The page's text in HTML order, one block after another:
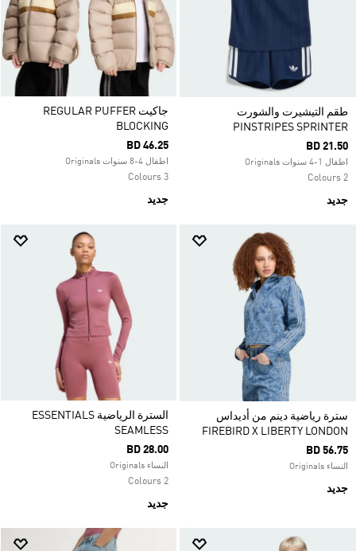
طقم التيشيرت والشورت
PINSTRIPES SPRINTER
BD 21.50
اطفال 1-4 سنوات Originals
2 Colours
جديد
جاكيت REGULAR PUFFER
BLOCKING
BD 46.25
اطفال 4-8 سنوات Originals
3 Colours
جديد
سترة رياضية دينم من أديداس
FIREBIRD X LIBERTY LONDON
BD 56.75
النساء Originals
جديد
السترة الرياضية ESSENTIALS
SEAMLESS
BD 28.00
النساء Originals
2 Colours
جديد